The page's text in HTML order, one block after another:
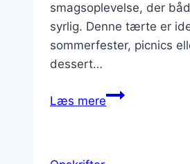
smagsoplevelse, der
syrlig. Denne tærte er
sommerfester, picnics
dessert…
Læs mereCitrontærte